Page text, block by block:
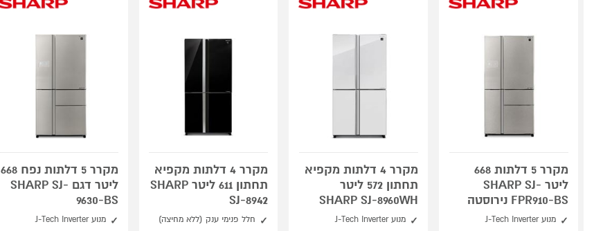
מקרר 5 דלתות 668
ליטר SHARP SJ-
FPR910-BS נירוסטה
מנוע J-Tech Inverter
מקרר 4 דלתות מקפיא
תחתון 572 ליטר
SHARP SJ-8960WH
מנוע J-Tech Inverter
מקרר 4 דלתות מקפיא
תחתון 611 ליטר SHARP
SJ-8942
חלל פנימי ענק (ללא מחיצה)
מקרר 5 דלתות נפח 668
ליטר דגם SHARP SJ-
9630-BS
מנוע J-Tech Inverter